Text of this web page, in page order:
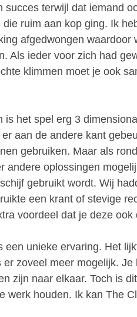
succes terwijl dat iemand
ruim aan kop ging. Ik
afgedwongen waardoor
Als ieder voor zich had
klimmen moet je ook
is het spel erg 3
aan de andere kant
gebruiken. Maar als
andere oplossingen
gebruikt wordt. Wij
een krant of stevige
voordeel dat je deze
een unieke ervaring. Het
zoveel meer mogelijk.
zijn naar elkaar. Toch is
werk houden. Ik kan The